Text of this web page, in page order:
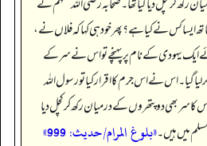
کس نے کیا ہے؟ پھر خود ہی کہا کہ فلاں نے،
یہودی کے نام پر پہنچے تو اس نے سر کے
گیا۔ اس نے اس جرم کا اقرار کیا تو رسول اللہ
کا سر بھی دو پتھروں کے درمیان رکھ کر کچل دیا
میں ہیں۔«بلوغ المرام/حدیث: 999»